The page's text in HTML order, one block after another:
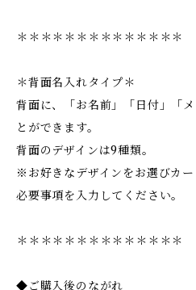
＊＊＊＊＊＊＊＊＊＊＊＊＊＊
＊背面名入れタイプ＊
背面に、「お名前」「日付」「
とができます。
背面のデザインは9種類。
※お好きなデザインをお選びカ
必要事項を入力してください。
＊＊＊＊＊＊＊＊＊＊＊＊＊＊
◆ご購入後のながれ